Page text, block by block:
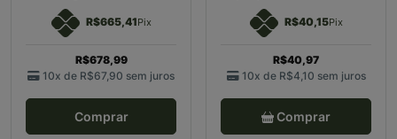
R$665,41Pix
R$678,99
10x de R$67,90 sem juros
Comprar
R$40,15Pix
R$40,97
10x de R$4,10 sem juros
Comprar